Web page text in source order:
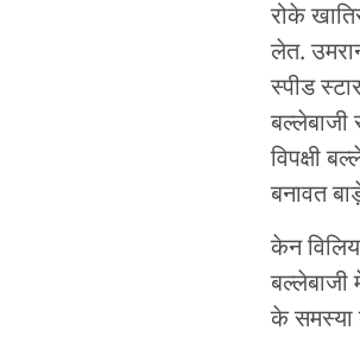
रोके
लेत.
स्पीड
विपक्षी
बनावत
केन
के